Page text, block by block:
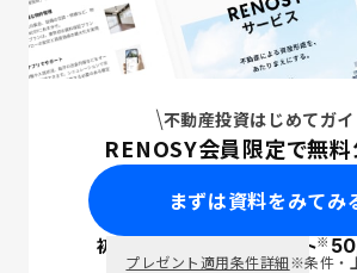
不動産投資はじめてガイ
RENOSY会員限定で無料
まずは資料をみてみ
初回面談で ポイント※
プレゼント適用条件詳細※条件・